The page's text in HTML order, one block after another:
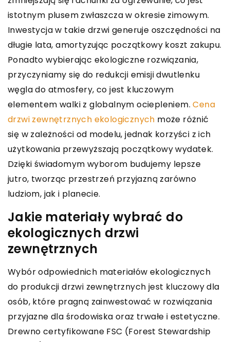
istotnym plusem zwłaszcza w okresie zimowym.
Inwestycja w takie drzwi generuje oszczędności na
długie lata, amortyzując początkowy koszt zakupu.
Ponadto wybierając ekologiczne rozwiązania,
przyczyniamy się do redukcji emisji dwutlenku
węgla do atmosfery, co jest kluczowym
elementem walki z globalnym ociepleniem.Cena
drzwi zewnętrznych ekologicznych może różnić
się w zależności od modelu, jednak korzyści z ich
użytkowania przewyższają początkowy wydatek.
Dzięki świadomym wyborom budujemy lepsze
jutro, tworząc przestrzeń przyjazną zarówno
ludziom, jak i planecie.
Jakie materiały wybrać do
ekologicznych drzwi
zewnętrznych
Wybór odpowiednich materiałów ekologicznych
do produkcji drzwi zewnętrznych jest kluczowy dla
osób, które pragną zainwestować w rozwiązania
przyjazne dla środowiska oraz trwałe i estetyczne.
Drewno certyfikowane FSC (Forest Stewardship